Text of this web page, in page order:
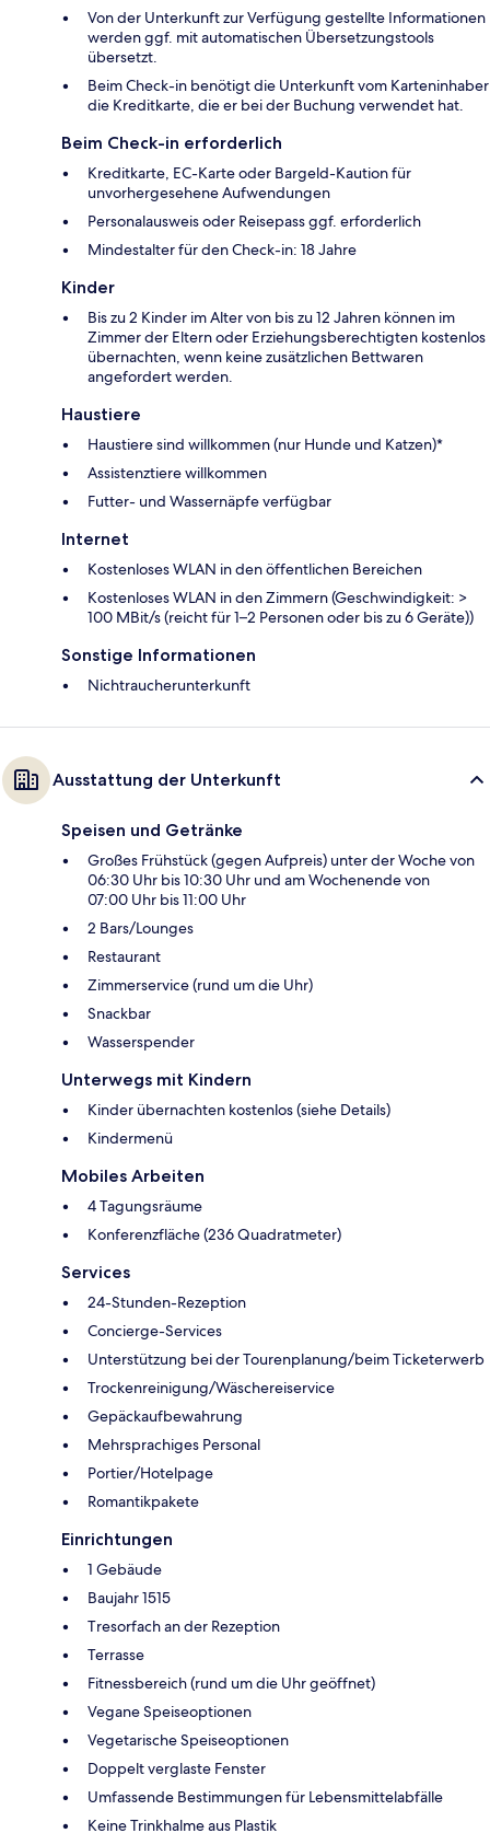
Von der Unterkunft zur Verfügung gestellte Informationen
werden ggf. mit automatischen Übersetzungstools
übersetzt.
Beim Check-in benötigt die Unterkunft vom Karteninhaber
die Kreditkarte, die er bei der Buchung verwendet hat.
Beim Check-in erforderlich
Kreditkarte, EC-Karte oder Bargeld-Kaution für
unvorhergesehene Aufwendungen
Personalausweis oder Reisepass ggf. erforderlich
Mindestalter für den Check-in: 18 Jahre
Kinder
Bis zu 2 Kinder im Alter von bis zu 12 Jahren können im
Zimmer der Eltern oder Erziehungsberechtigten kostenlos
übernachten, wenn keine zusätzlichen Bettwaren
angefordert werden.
Haustiere
Haustiere sind willkommen (nur Hunde und Katzen)*
Assistenztiere willkommen
Futter- und Wassernäpfe verfügbar
Internet
Kostenloses WLAN in den öffentlichen Bereichen
Kostenloses WLAN in den Zimmern (Geschwindigkeit: >
100 MBit/s (reicht für 1–2 Personen oder bis zu 6 Geräte))
Sonstige Informationen
Nichtraucherunterkunft
Ausstattung der Unterkunft
Speisen und Getränke
Großes Frühstück (gegen Aufpreis) unter der Woche von
06:30 Uhr bis 10:30 Uhr und am Wochenende von
07:00 Uhr bis 11:00 Uhr
2 Bars/Lounges
Restaurant
Zimmerservice (rund um die Uhr)
Snackbar
Wasserspender
Unterwegs mit Kindern
Kinder übernachten kostenlos (siehe Details)
Kindermenü
Mobiles Arbeiten
4 Tagungsräume
Konferenzfläche (236 Quadratmeter)
Services
24-Stunden-Rezeption
Concierge-Services
Unterstützung bei der Tourenplanung/beim Ticketerwerb
Trockenreinigung/Wäschereiservice
Gepäckaufbewahrung
Mehrsprachiges Personal
Portier/Hotelpage
Romantikpakete
Einrichtungen
1 Gebäude
Baujahr 1515
Tresorfach an der Rezeption
Terrasse
Fitnessbereich (rund um die Uhr geöffnet)
Vegane Speiseoptionen
Vegetarische Speiseoptionen
Doppelt verglaste Fenster
Umfassende Bestimmungen für Lebensmittelabfälle
Keine Trinkhalme aus Plastik